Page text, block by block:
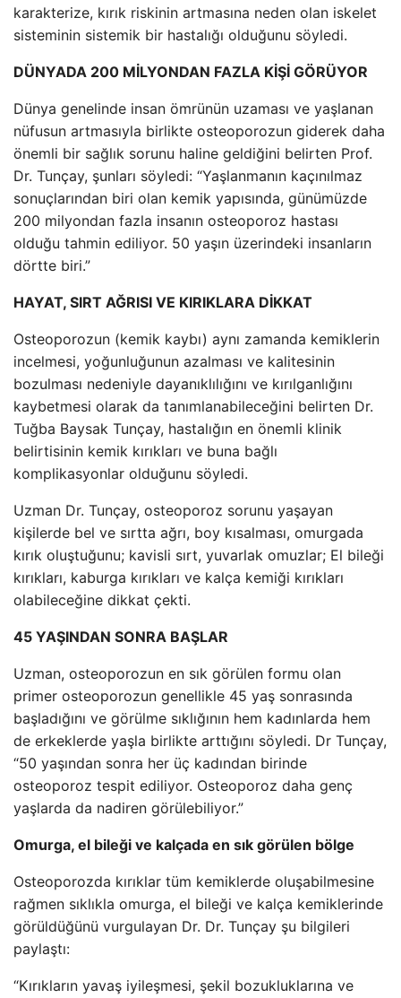
karakterize, kırık riskinin artmasına neden olan iskelet
sisteminin sistemik bir hastalığı olduğunu söyledi.
DÜNYADA 200 MİLYONDAN FAZLA KİŞİ GÖRÜYOR
Dünya genelinde insan ömrünün uzaması ve yaşlanan
nüfusun artmasıyla birlikte osteoporozun giderek daha
önemli bir sağlık sorunu haline geldiğini belirten Prof.
Dr. Tunçay, şunları söyledi: “Yaşlanmanın kaçınılmaz
sonuçlarından biri olan kemik yapısında, günümüzde
200 milyondan fazla insanın osteoporoz hastası
olduğu tahmin ediliyor. 50 yaşın üzerindeki insanların
dörtte biri.”
HAYAT, SIRT AĞRISI VE KIRIKLARA DİKKAT
Osteoporozun (kemik kaybı) aynı zamanda kemiklerin
incelmesi, yoğunluğunun azalması ve kalitesinin
bozulması nedeniyle dayanıklılığını ve kırılganlığını
kaybetmesi olarak da tanımlanabileceğini belirten Dr.
Tuğba Baysak Tunçay, hastalığın en önemli klinik
belirtisinin kemik kırıkları ve buna bağlı
komplikasyonlar olduğunu söyledi.
Uzman Dr. Tunçay, osteoporoz sorunu yaşayan
kişilerde bel ve sırtta ağrı, boy kısalması, omurgada
kırık oluştuğunu; kavisli sırt, yuvarlak omuzlar; El bileği
kırıkları, kaburga kırıkları ve kalça kemiği kırıkları
olabileceğine dikkat çekti.
45 YAŞINDAN SONRA BAŞLAR
Uzman, osteoporozun en sık görülen formu olan
primer osteoporozun genellikle 45 yaş sonrasında
başladığını ve görülme sıklığının hem kadınlarda hem
de erkeklerde yaşla birlikte arttığını söyledi. Dr Tunçay,
“50 yaşından sonra her üç kadından birinde
osteoporoz tespit ediliyor. Osteoporoz daha genç
yaşlarda da nadiren görülebiliyor.”
Omurga, el bileği ve kalçada en sık görülen bölge
Osteoporozda kırıklar tüm kemiklerde oluşabilmesine
rağmen sıklıkla omurga, el bileği ve kalça kemiklerinde
görüldüğünü vurgulayan Dr. Dr. Tunçay şu bilgileri
paylaştı:
“Kırıkların yavaş iyileşmesi, şekil bozukluklarına ve